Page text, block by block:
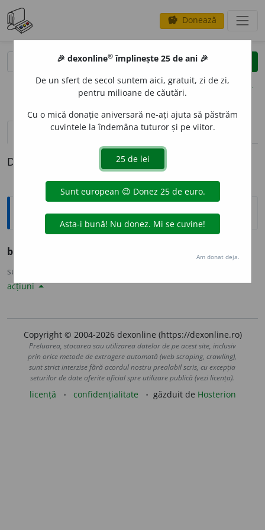
savings Donează
clear
opțiuni
definiții (1)
Definiția cu ID-ul 973097:
Sinonime
burd
sursa:
acțiuni
Copyright © 2004-2026 dexonline (https://dexonline.ro)
Preluarea, stocarea sau utilizarea datelor de pe acest site, inclusiv
prin orice metode de extragere automată (web scraping, crawling),
sunt strict interzise fără acordul nostru prealabil scris, cu excepția
seturilor de date oferite oficial spre utilizare publică (vezi licența).
licență confidențialitate găzduit de Hosterion
🎉 dexonline® împlinește 25 de ani 🎉
De un sfert de secol suntem aici, gratuit, zi de zi,
pentru milioane de căutări.
Cu o mică donație aniversară ne-ați ajuta să păstrăm
cuvintele la îndemâna tuturor și pe viitor.
Am donat deja.